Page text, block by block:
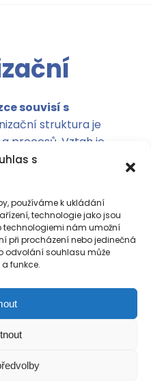
s
používáme k ukládání
technologie jako jsou
technologiemi nám umožní
při procházení nebo jedinečná
odvolání souhlasu může
funkce.
souvisí s
struktura je
procesů. Vztah je
auditu
organizace a
příslušných
auditu je tedy
s cílem
stránekanásledná
organizační